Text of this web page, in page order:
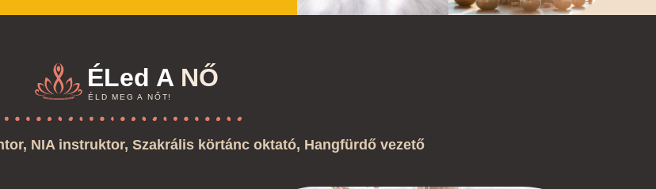
ÉLed A NŐ
ÉLD MEG A NŐT!
NIA instruktor, Szakrális körtánc oktató, Hangfürdő vezető